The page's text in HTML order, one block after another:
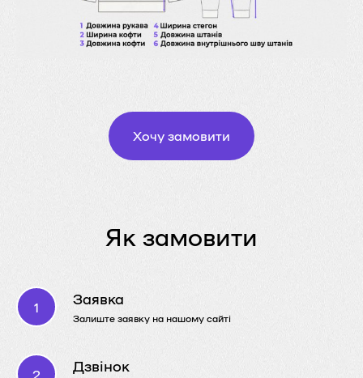
Хочу замовити
Як замовити
Заявка
Залиште заявку на нашому сайті
Дзвінок